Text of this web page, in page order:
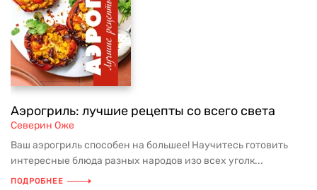
Аэрогриль: лучшие рецепты со всего света
Северин Оже
Ваш аэрогриль способен на большее! Научитесь готовить
интересные блюда разных народов изо всех уголк...
ПОДРОБНЕЕ